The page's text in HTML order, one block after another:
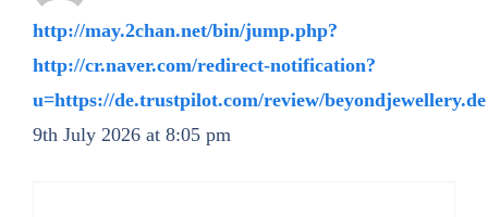
http://may.2chan.net/bin/jump.php?
http://cr.naver.com/redirect-notification?
u=https://de.trustpilot.com/review/beyondjewellery.de
9th July 2026 at 8:05 pm